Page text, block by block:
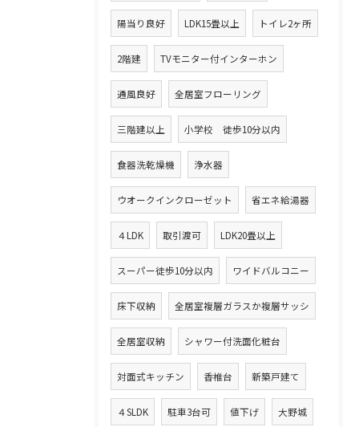
陽当り良好 LDK15畳以上 トイレ2ヶ所
2階建 TVモニター付インターホン
通風良好 全居室フローリング
三階建以上 小学校 徒歩10分以内
食器洗乾燥機 浄水器
ウオークインクローゼット 省エネ給湯器
４LDK 取引渡可 LDK20畳以上
スーパー徒歩10分以内 ワイドバルコニー
床下収納 全居室複層ガラスか複層サッシ
全居室収納 シャワー付洗面化粧台
対面式キッチン 香椎台 新築戸建て
４SLDK 駐車3台可 値下げ 大野城